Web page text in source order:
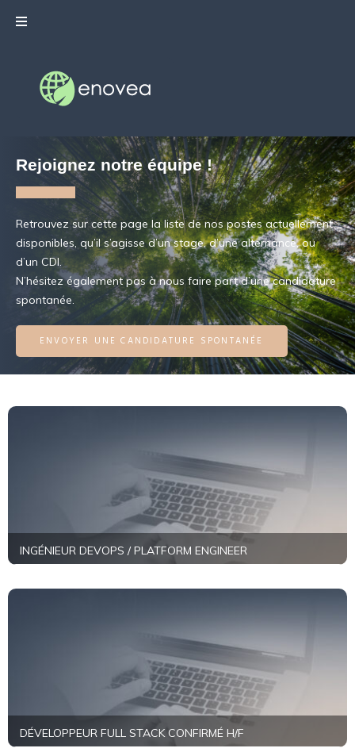
Rejoignez notre équipe !
Retrouvez sur cette page la liste de nos postes actuellement
disponibles, qu’il s’agisse d’un stage, d’une alternance, ou
d’un CDI.
N’hésitez également pas à nous faire part d’une candidature
spontanée.
ENVOYER UNE CANDIDATURE SPONTANÉE
INGÉNIEUR DEVOPS / PLATFORM ENGINEER
+
En savoir plus
DÉVELOPPEUR FULL STACK CONFIRMÉ H/F